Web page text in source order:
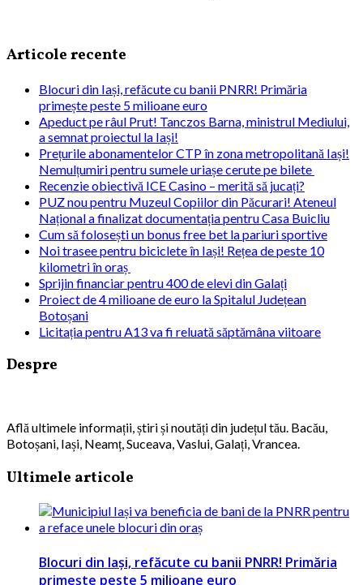
Articole recente
Blocuri din Iași, refăcute cu banii PNRR! Primăria
primește peste 5 milioane euro
Apeduct pe râul Prut! Tanczos Barna, ministrul Mediului,
a semnat proiectul la Iași!
Prețurile abonamentelor CTP în zona metropolitană Iași!
Nemulțumiri pentru sumele uriașe cerute pe bilete
Recenzie obiectivă ICE Casino – merită să jucați?
PUZ nou pentru Muzeul Copiilor din Păcurari! Ateneul
Național a finalizat documentația pentru Casa Buicliu
Cum să folosești un bonus free bet la pariuri sportive
Noi trasee pentru biciclete în Iași! Rețea de peste 10
kilometri în oraș
Sprijin financiar pentru 400 de elevi din Galați
Proiect de 4 milioane de euro la Spitalul Județean
Botoșani
Licitația pentru A13 va fi reluată săptămâna viitoare
Despre
Află ultimele informații, știri și noutăți din județul tău. Bacău,
Botoșani, Iași, Neamț, Suceava, Vaslui, Galați, Vrancea.
Ultimele articole
Blocuri din Iași, refăcute cu banii PNRR! Primăria
primește peste 5 milioane euro